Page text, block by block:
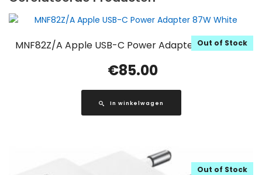
MNF82Z/A Apple USB-C Power Adapter 87W White
Out of Stock
€85.00
In winkelwagen
Out of Stock